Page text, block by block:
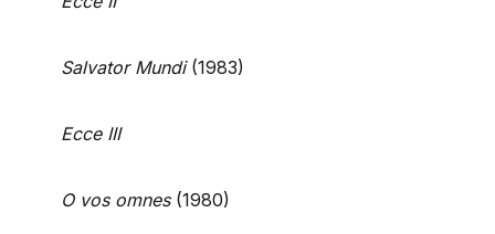
Salvator Mundi (1983)
Ecce III
O vos omnes(1980)